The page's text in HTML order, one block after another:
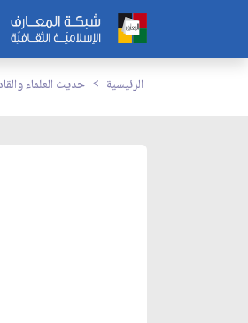
الرئيسية حديث العلماء